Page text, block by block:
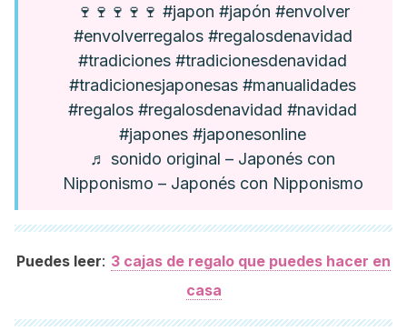
🍷🍷🍷🍷🍷 #japon #japón #envolver
#envolverregalos #regalosdenavidad
#tradiciones #tradicionesdenavidad
#tradicionesjaponesas #manualidades
#regalos #regalosdenavidad #navidad
#japones #japonesonline
♬ sonido original – Japonés con
Nipponismo – Japonés con Nipponismo
Puedes leer: 3 cajas de regalo que puedes hacer en
casa